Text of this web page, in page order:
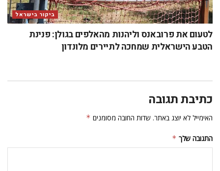
ביקור בישראל
לטעום את פרובאנס וליהנות מהאלפים בגולן: פנינת
הטבע הישראלית שמחכה לתיירים מלונדון
כתיבת תגובה
האימייל לא יוצג באתר. שדות החובה מסומנים *
התגובה שלך *